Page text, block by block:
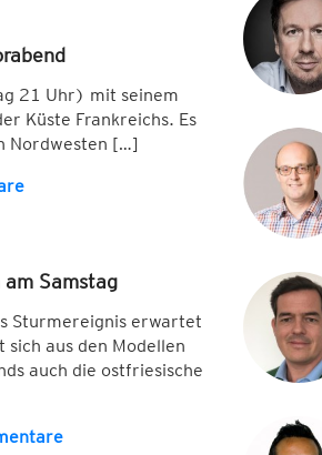
21 Uhr) mit seinem
Küste Frankreichs. Es
Nordwesten […]
Samstag
Sturmereignis erwartet
aus den Modellen
auch die ostfriesische